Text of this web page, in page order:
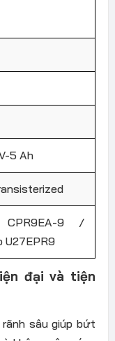
5 Ah
CPR9EA-9 /
U27EPR9
đại và tiện
sâu giúp bứt